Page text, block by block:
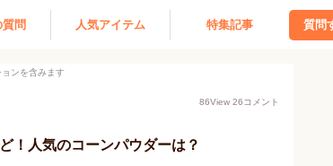
問 人気アイテム 特集記事 質問
ンを含みます
86View 26コメント
！人気のコーンパウダーは？